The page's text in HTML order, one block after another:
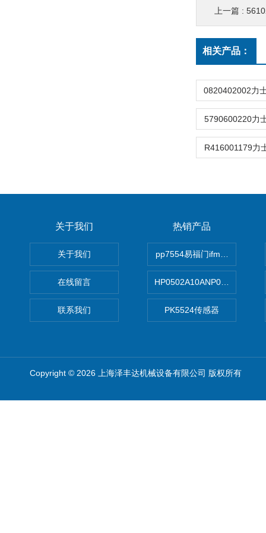
上一篇 :
相关产品：
5790600220力
R416001179力
关于我们
关于我们
在线留言
联系我们
热销产品
pp7554易福门ifm传感器
HP0502A10ANP01滤芯 Mp
PK5524传感器
Copyright © 2026 上海泽丰达机械设备有限公司 版权所有